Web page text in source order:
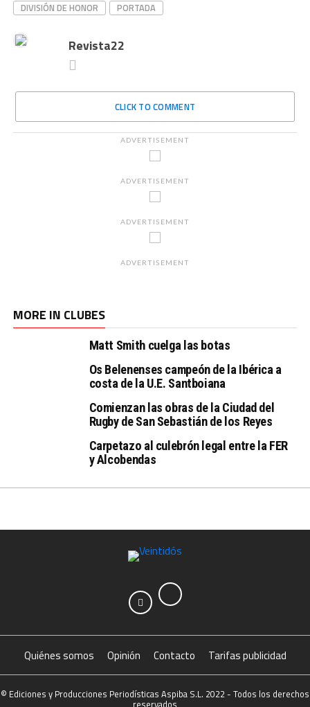
DIVISIÓN DE HONOR
PORTADA
Revista22
CLICK TO COMMENT
ADVERTISEMENT
ADVERTISEMENT
ADVERTISEMENT
ADVERTISEMENT
MORE IN CLUBES
Matt Smith cuelga las botas
Os Belenenses campeón de la Ibérica a
costa de la U.E. Santboiana
Comienzan las obras de la Ciudad del
Rugby de San Sebastián de los Reyes
Carpetazo al culebrón legal entre la FER
y Alcobendas
Quiénes somos Opinión Contacto Tarifas publicidad
© Ediciones y Producciones Periodísticas Aspiba S.L. 2022 - Todos los derechos
reservados